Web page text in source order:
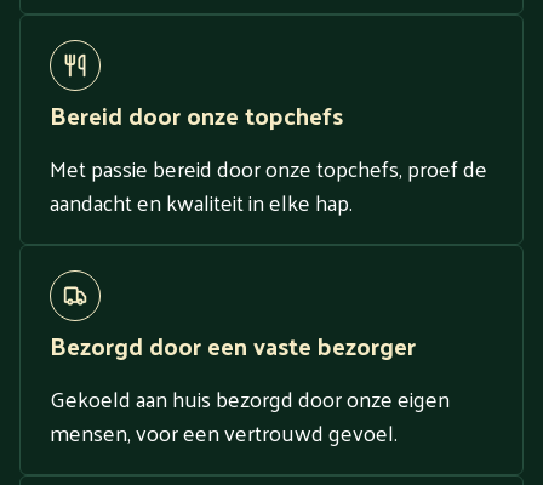
Bereid door onze topchefs
Met passie bereid door onze topchefs, proef de
aandacht en kwaliteit in elke hap.
Bezorgd door een vaste bezorger
Gekoeld aan huis bezorgd door onze eigen
mensen, voor een vertrouwd gevoel.